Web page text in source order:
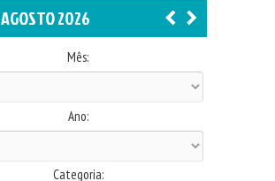
AGOSTO 2026
Mês:
Ano:
Categoria: